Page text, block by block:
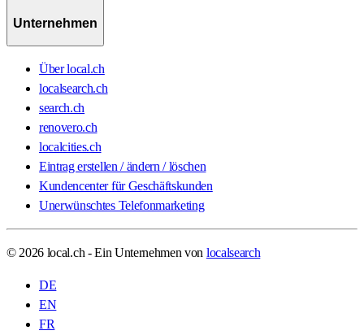
Unternehmen
Über local.ch
localsearch.ch
search.ch
renovero.ch
localcities.ch
Eintrag erstellen / ändern / löschen
Kundencenter für Geschäftskunden
Unerwünschtes Telefonmarketing
© 2026 local.ch - Ein Unternehmen von localsearch
DE
EN
FR